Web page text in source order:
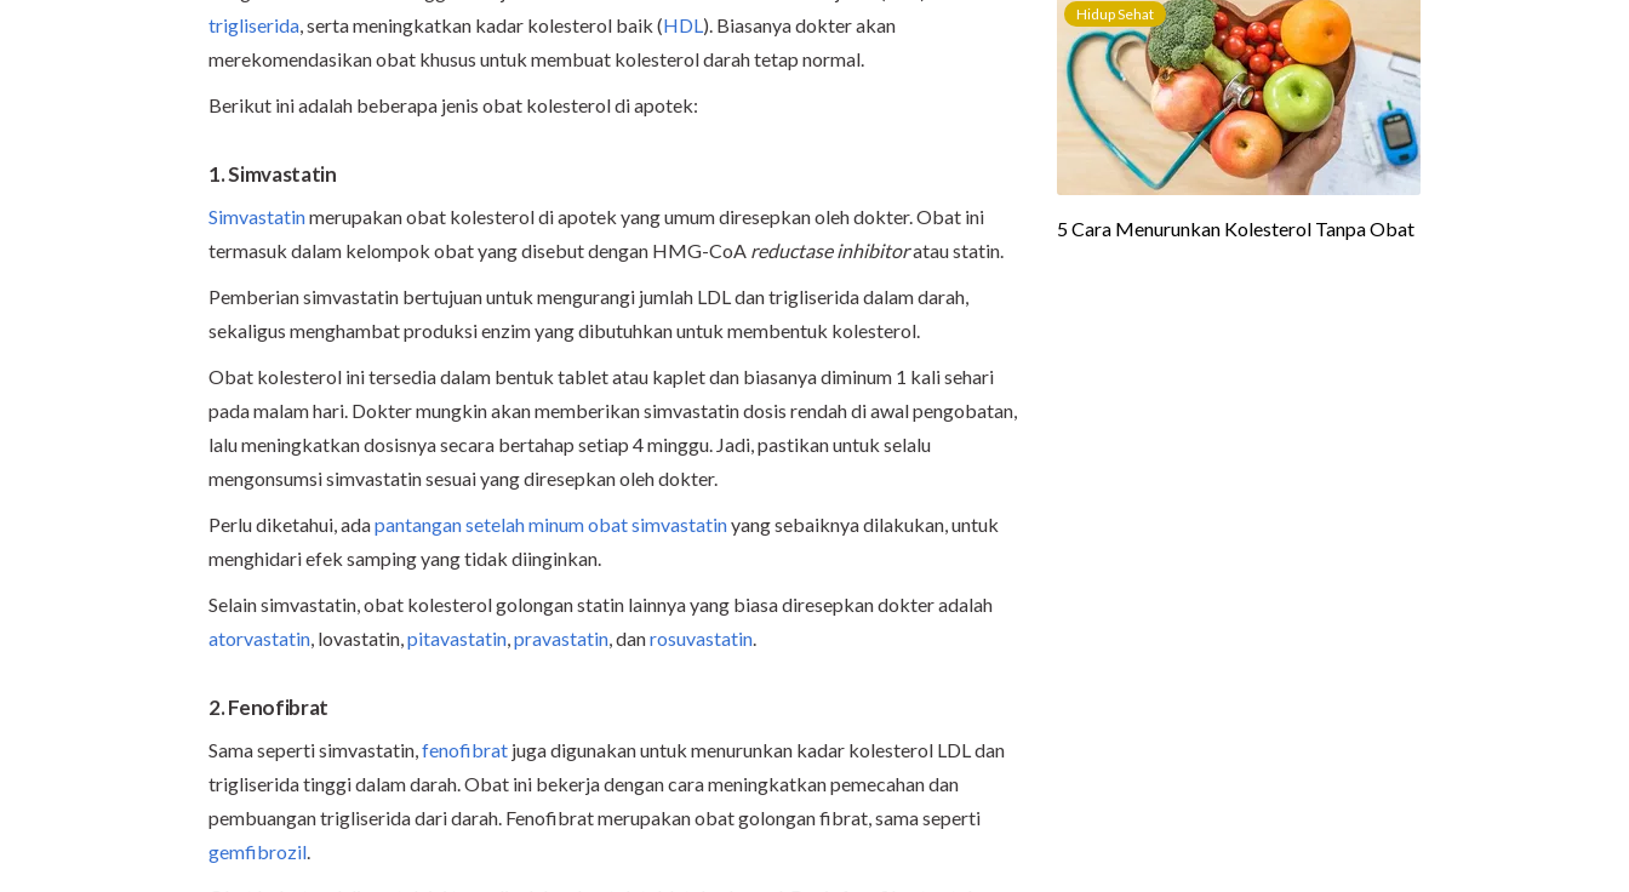
trigliserida, serta meningkatkan kadar kolesterol baik (HDL). Biasanya dokter akan
merekomendasikan obat khusus untuk membuat kolesterol darah tetap normal.
Berikut ini adalah beberapa jenis obat kolesterol di apotek:
1. Simvastatin
Simvastatinmerupakan obat kolesterol di apotek yang umum diresepkan oleh dokter. Obat ini
termasuk dalam kelompok obat yang disebut dengan HMG-CoA reductase inhibitoratau statin.
Pemberian simvastatin bertujuan untuk mengurangi jumlah LDL dan trigliserida dalam darah,
sekaligus menghambat produksi enzim yang dibutuhkan untuk membentuk kolesterol.
Obat kolesterol ini tersedia dalam bentuk tablet atau kaplet dan biasanya diminum 1 kali sehari
pada malam hari. Dokter mungkin akan memberikan simvastatin dosis rendah di awal pengobatan,
lalu meningkatkan dosisnya secara bertahap setiap 4 minggu. Jadi, pastikan untuk selalu
mengonsumsi simvastatin sesuai yang diresepkan oleh dokter.
Perlu diketahui, adapantangan setelah minum obat simvastatinyang sebaiknya dilakukan, untuk
menghidari efek samping yang tidak diinginkan.
Selain simvastatin, obat kolesterol golongan statin lainnya yang biasa diresepkan dokter adalah
atorvastatin, lovastatin,pitavastatin,pravastatin, danrosuvastatin.
2. Fenofibrat
Sama seperti simvastatin,fenofibrat juga digunakan untuk menurunkan kadar kolesterol LDL dan
trigliserida tinggi dalam darah. Obat ini bekerja dengan cara meningkatkan pemecahan dan
pembuangan trigliserida dari darah. Fenofibrat merupakan obat golongan fibrat, sama seperti
gemfibrozil.